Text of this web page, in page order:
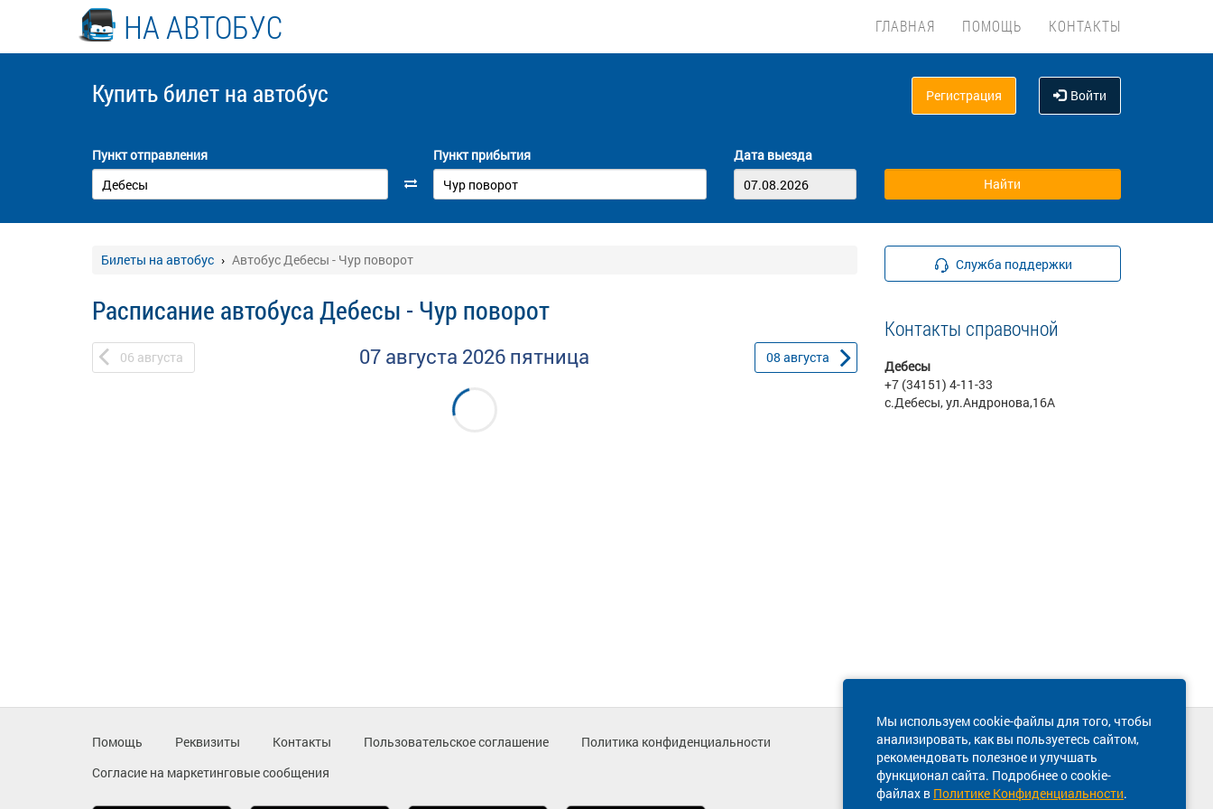
НА АВТОБУС ГЛАВНАЯ ПОМОЩЬ КОНТАКТЫ
Купить билет на автобус Регистрация Войти
Пункт отправления Пункт прибытия Дата выезда
Билеты на автобус Автобус Дебесы - Чур поворот
Расписание автобуса Дебесы - Чур поворот
06 августа 07 августа 2026 пятница 08 августа
Служба поддержки
Контакты справочной
Дебесы
+7 (34151) 4-11-33
с.Дебесы, ул.Андронова,16А
Мы используем cookie-файлы для того, чтобы
анализировать, как вы пользуетесь сайтом,
рекомендовать полезное и улучшать
функционал сайта. Подробнее о cookie-
файлах в Политике Конфиденциальности.
Помощь Реквизиты Контакты Пользовательское соглашение
Политика конфиденциальности
Согласие на маркетинговые сообщения
Техническая поддержка сайта
8 800 600-03-38